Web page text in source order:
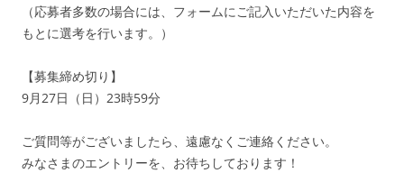
（応募者多数の場合には、フォームにご記入いただいた内容を
もとに選考を行います。）
【募集締め切り】
9月27日（日）23時59分
ご質問等がございましたら、遠慮なくご連絡ください。
みなさまのエントリーを、お待ちしております！